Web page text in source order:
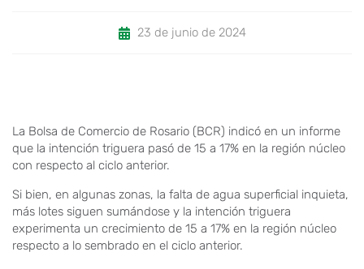
23 de junio de 2024
La Bolsa de Comercio de Rosario (BCR) indicó en un informe
que la intención triguera pasó de 15 a 17% en la región núcleo
con respecto al ciclo anterior.
Si bien, en algunas zonas, la falta de agua superficial inquieta,
más lotes siguen sumándose y la intención triguera
experimenta un crecimiento de 15 a 17% en la región núcleo
respecto a lo sembrado en el ciclo anterior.